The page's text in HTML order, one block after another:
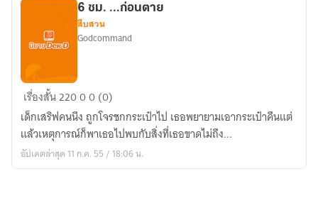
6
ชม.
...ก่อน
ตาย
6 ชม. ...ก่อนตาย
สืบสวน
Godcommand
เรื่องสั้น22000 (0)
เด็กเสริฟคนนึง ถูกโจรชกกระเป๋าไป เธอพยายามเอากระเป๋าคืนแต่
แล้วเหตุการณ์ก็พาเธอไปพบกับสิ่งที่เธอขาดไม่ถึง...
อัปเดตล่าสุด 11 ก.ค. 55 / 18:06 น.